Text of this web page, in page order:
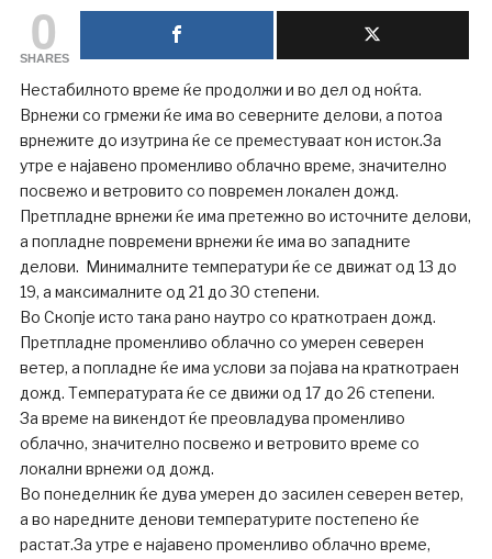
0
SHARES
Нестабилното време ќе продолжи и во дел од ноќта.
Врнежи со грмежи ќе има во северните делови, а потоа
врнежите до изутрина ќе се преместуваат кон исток.За
утре е најавено променливо облачно време, значително
посвежо и ветровито со повремен локален дожд.
Претпладне врнежи ќе има претежно во источните делови,
а попладне повремени врнежи ќе има во западните
делови. Минималните температури ќе се движат од 13 до
19, а максималните од 21 до 30 степени.
Во Скопје исто така рано наутро со краткотраен дожд.
Претпладне променливо облачно со умерен северен
ветер, а попладне ќе има услови за појава на краткотраен
дожд. Температурата ќе се движи од 17 до 26 степени.
За време на викендот ќе преовладува променливо
облачно, значително посвежо и ветровито време со
локални врнежи од дожд.
Во понеделник ќе дува умерен до засилен северен ветер,
а во наредните денови температурите постепено ќе
растат.За утре е најавено променливо облачно време,